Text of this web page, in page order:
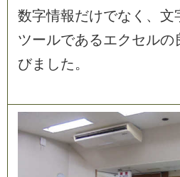
数字情報だけでな く 、 文
ツールであるエクセルの
びま した。